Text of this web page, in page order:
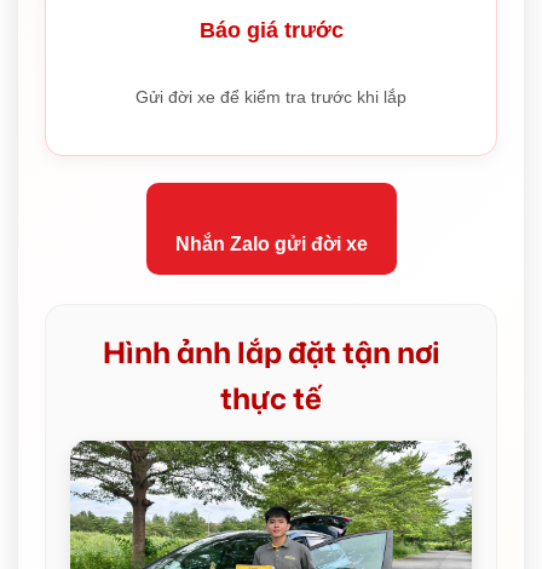
Báo giá trước
Gửi đời xe để kiểm tra trước khi lắp
Nhắn Zalo gửi đời xe
Hình ảnh lắp đặt tận nơi
thực tế